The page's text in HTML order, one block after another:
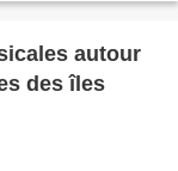
autour
des îles